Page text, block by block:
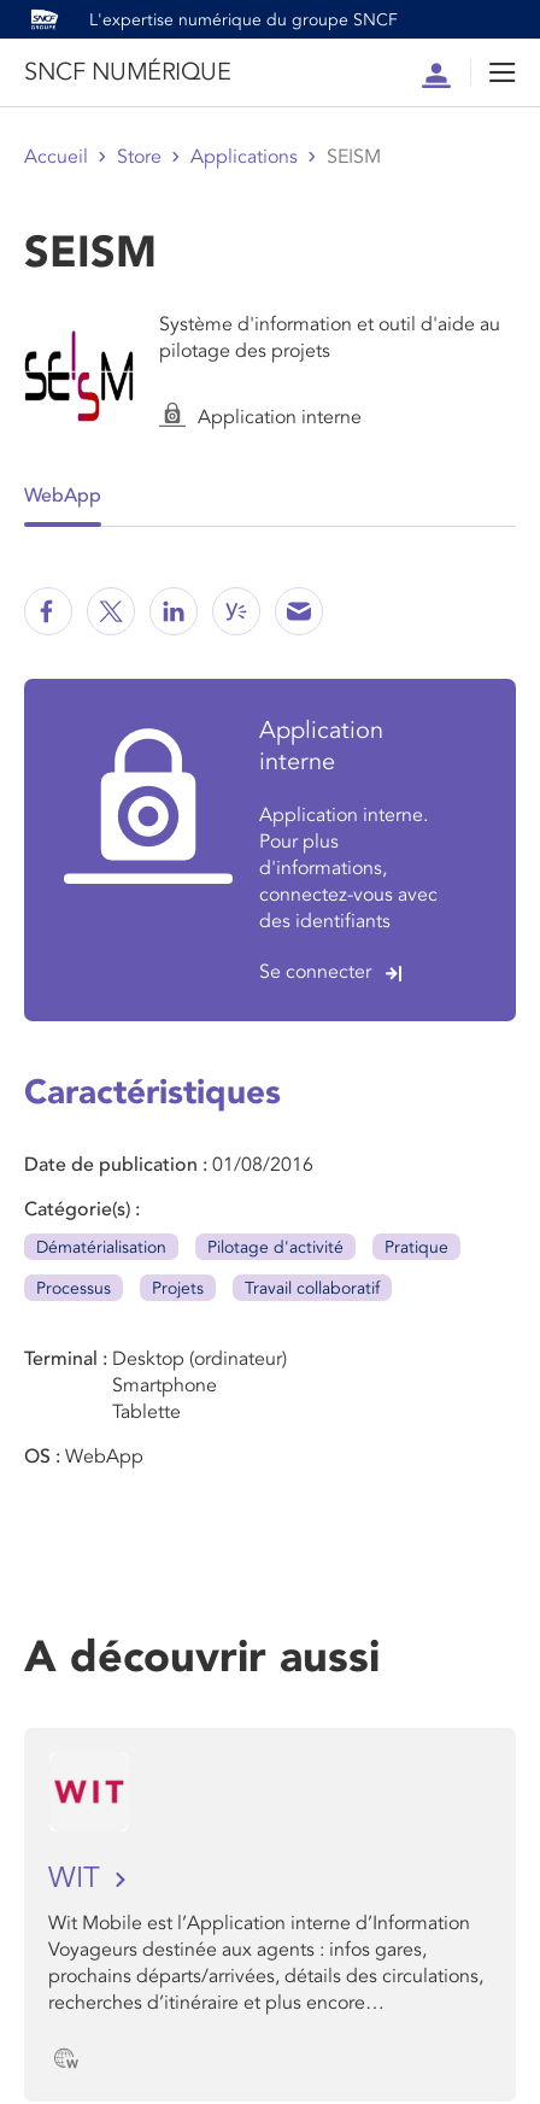
L'expertise numérique du groupe SNCF
SNCF NUMÉRIQUE
Compte
Accueil Store Applications SEISM
SEISM
Système d'information et outil d'aide au
pilotage des projets
Application interne
WebApp
Application
interne
Application interne.
Pour plus
d'informations,
connectez-vous avec
des identifiants
Se connecter
Caractéristiques
Date de publication
01/08/2016
Catégorie(s)
Dématérialisation Pilotage d'activité
Pratique
Processus
Projets Travail collaboratif
Terminal
Desktop (ordinateur)
Smartphone
Tablette
OS
WebApp
A découvrir aussi
WIT
Wit Mobile est l’Application interne d’Information
Voyageurs destinée aux agents : infos gares,
prochains départs/arrivées, détails des circulations,
recherches d’itinéraire et plus encore…